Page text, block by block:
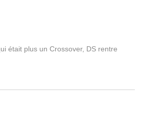
était plus un Crossover, DS rentre